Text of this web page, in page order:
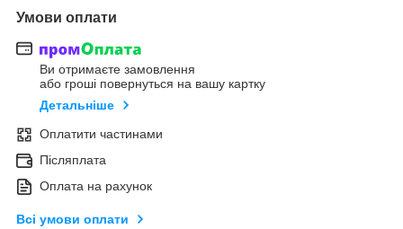
Умови оплати
Ви отримаєте замовлення
або гроші повернуться на вашу картку
Детальніше
Оплатити частинами
Післяплата
Оплата на рахунок
Всі умови оплати